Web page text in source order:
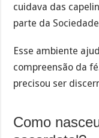
cuidava das
parte da
Esse ambiente
compreensão da
precisou ser
Como